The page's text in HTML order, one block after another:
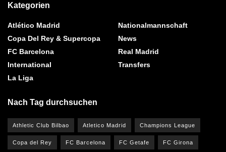
Kategorien
Atlético Madrid
Copa Del Rey & Supercopa
FC Barcelona
International
La Liga
Nationalmannschaft
News
Real Madrid
Transfers
Nach Tag durchsuchen
Athletic Club Bilbao Atletico Madrid Champions League
Copa del Rey FC Barcelona FC Getafe FC Girona